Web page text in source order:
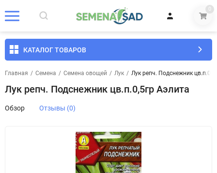
0
КАТАЛОГ ТОВАРОВ
Главная / Семена / Семена овощей / Лук / Лук репч. Подснежник
Лук репч. Подснежник цв.п.0,5гр Аэлита
Обзор Отзывы (0)